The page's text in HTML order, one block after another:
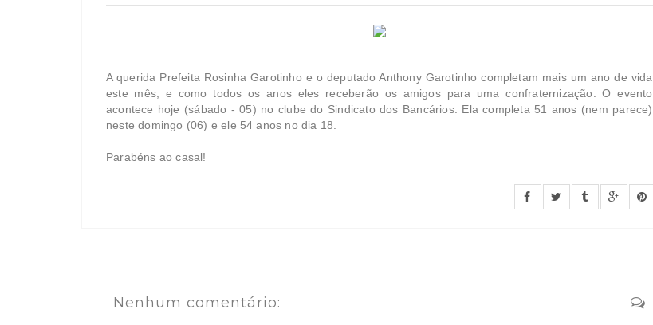
A querida Prefeita Rosinha Garotinho e o deputado Anthony Garotinho completam mais um ano de vida
este mês, e como todos os anos eles receberão os amigos para uma confraternização. O evento
acontece hoje (sábado - 05) no clube do Sindicato dos Bancários. Ela completa 51 anos (nem parece)
neste domingo (06) e ele 54 anos no dia 18.
Parabéns ao casal!
Nenhum comentário: